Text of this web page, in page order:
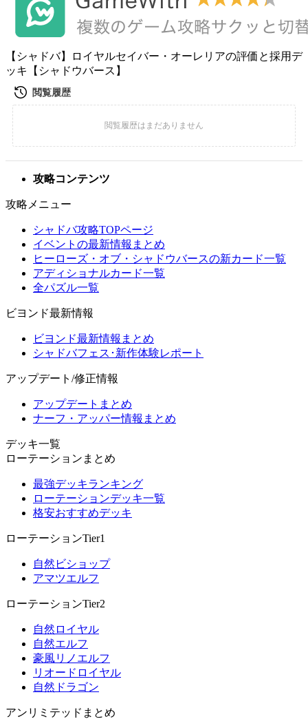
【シャドバ】ロイヤルセイバー・オーレリアの評価と採用デ
ッキ【シャドウバース】
攻略コンテンツ
攻略メニュー
シャドバ攻略TOPページ
イベントの最新情報まとめ
ヒーローズ・オブ・シャドウバースの新カード一覧
アディショナルカード一覧
全パズル一覧
ビヨンド最新情報
ビヨンド最新情報まとめ
シャドバフェス･新作体験レポート
アップデート/修正情報
アップデートまとめ
ナーフ・アッパー情報まとめ
デッキ一覧
ローテーションまとめ
最強デッキランキング
ローテーションデッキ一覧
格安おすすめデッキ
ローテーションTier1
自然ビショップ
アマツエルフ
ローテーションTier2
自然ロイヤル
自然エルフ
豪風リノエルフ
リオードロイヤル
自然ドラゴン
アンリミテッドまとめ